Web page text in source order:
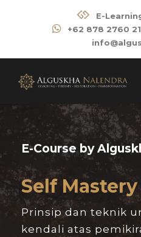
E-
+62 878 2760
E-Course by
Self
Prinsip dan teknik
kendali atas